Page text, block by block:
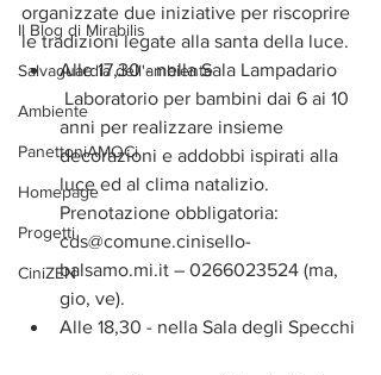
Il Blog di Mirabilis
Salvaguardia dell'ambiente
Ambiente
PanettoniAMOCi
Homepage
Progetti
CiniZEN
organizzate due iniziative per riscoprire
le tradizioni legate alla santa della luce.
Alle 17,30 - nella Sala Lampadario
anni per realizzare insieme
decorazioni e addobbi ispirati alla
luce ed al clima natalizio.
Prenotazione obbligatoria:
cds@comune.cinisello-
balsamo.mi.it – 0266023524 (ma,
gio, ve).
Alle 18,30 - nella Sala degli Specchi